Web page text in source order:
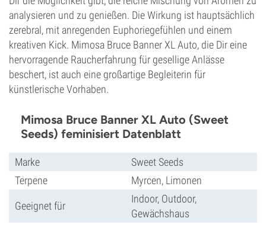
analysieren und zu genießen. Die Wirkung ist hauptsächlich
zerebral, mit anregenden Euphoriegefühlen und einem
kreativen Kick. Mimosa Bruce Banner XL Auto, die Dir eine
hervorragende Raucherfahrung für gesellige Anlässe
beschert, ist auch eine großartige Begleiterin für
künstlerische Vorhaben.
Mimosa Bruce Banner XL Auto (Sweet
Seeds) feminisiert Datenblatt
Marke
Sweet Seeds
Terpene
Myrcen, Limonen
Geeignet für
Indoor, Outdoor,
Gewächshaus